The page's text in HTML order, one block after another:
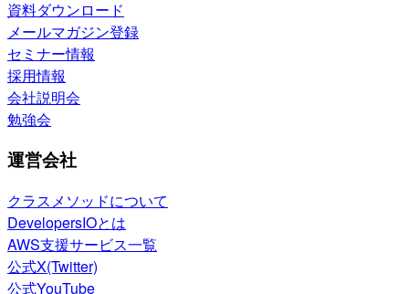
資料ダウンロード
メールマガジン登録
セミナー情報
採用情報
会社説明会
勉強会
運営会社
クラスメソッドについて
DevelopersIOとは
AWS支援サービス一覧
公式X(Twitter)
公式YouTube